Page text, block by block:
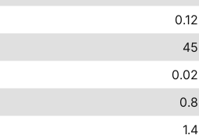
0.12
45
0.02
0.8
1.4